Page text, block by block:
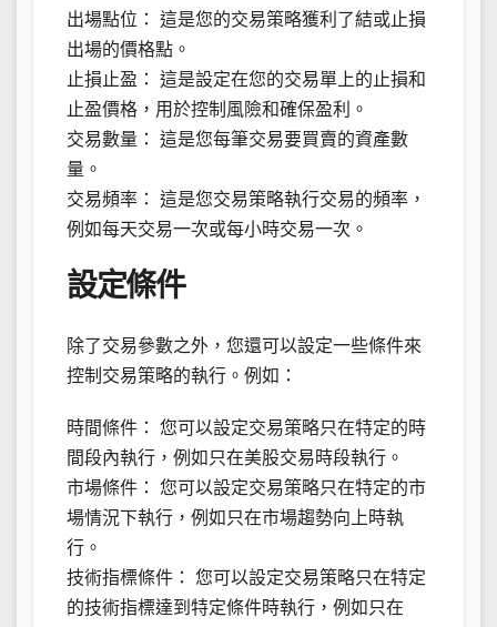
出場點位： 這是您的交易策略獲利了結或止損
出場的價格點。
止損止盈： 這是設定在您的交易單上的止損和
止盈價格，用於控制風險和確保盈利。
交易數量： 這是您每筆交易要買賣的資產數
量。
交易頻率： 這是您交易策略執行交易的頻率，
例如每天交易一次或每小時交易一次。
設定條件
除了交易參數之外，您還可以設定一些條件來
控制交易策略的執行。例如：
時間條件： 您可以設定交易策略只在特定的時
間段內執行，例如只在美股交易時段執行。
市場條件： 您可以設定交易策略只在特定的市
場情況下執行，例如只在市場趨勢向上時執
行。
技術指標條件： 您可以設定交易策略只在特定
的技術指標達到特定條件時執行，例如只在